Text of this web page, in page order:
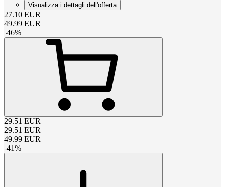
Visualizza i dettagli dell'offerta
27.10 EUR
49.99 EUR
-46%
29.51 EUR
29.51 EUR
49.99 EUR
-41%